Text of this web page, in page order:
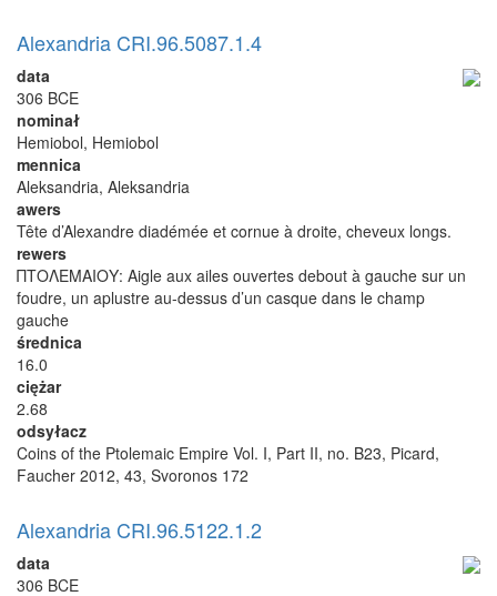
Alexandria CRI.96.5087.1.4
data
306 BCE
nominał
Hemiobol, Hemiobol
mennica
Aleksandria, Aleksandria
awers
Tête d’Alexandre diadémée et cornue à droite, cheveux longs.
rewers
ΠΤΟΛΕΜΑΙΟΥ: Aigle aux ailes ouvertes debout à gauche sur un
foudre, un aplustre au-dessus d’un casque dans le champ
gauche
średnica
16.0
ciężar
2.68
odsyłacz
Coins of the Ptolemaic Empire Vol. I, Part II, no. B23, Picard,
Faucher 2012, 43, Svoronos 172
Alexandria CRI.96.5122.1.2
data
306 BCE